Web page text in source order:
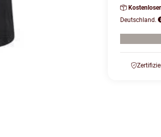
Deutschland.